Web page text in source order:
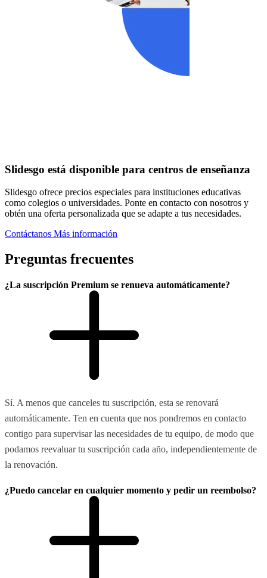
Slidesgo está disponible para centros de enseñanza
Slidesgo ofrece precios especiales para instituciones educativas
como colegios o universidades. Ponte en contacto con nosotros y
obtén una oferta personalizada que se adapte a tus necesidades.
Contáctanos Más información
Preguntas frecuentes
¿La suscripción Premium se renueva automáticamente?
Sí. A menos que canceles tu suscripción, esta se renovará
automáticamente. Ten en cuenta que nos pondremos en contacto
contigo para supervisar las necesidades de tu equipo, de modo que
podamos reevaluar tu suscripción cada año, independientemente de
la renovación.
¿Puedo cancelar en cualquier momento y pedir un reembolso?